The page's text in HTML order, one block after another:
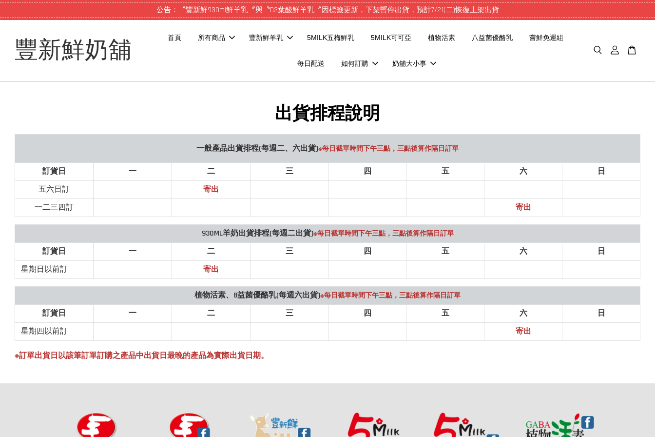
公告：〝豐新鮮930ml鮮羊乳〞與〝D3葉酸鮮羊乳〞因標籤更新，下架暫停出貨，預計7/21(二)恢復上架出貨
豐新鮮奶舖 首頁 所有商品 豐新鮮羊乳 5MILK五梅鮮乳 5MILK可可亞 植物活素 八益菌優酪乳 嘗鮮免運組
每日配送 如何訂購 奶舖大小事
出貨排程說明
一般產品出貨排程(每週二、六出貨)※每日截單時間下午三點，三點後算作隔日訂單
訂貨日 一 二 三 四 五 六
日
五六日訂
寄出
一二三四訂
寄出
930ML羊奶出貨排程(每週二出貨)※每日截單時間下午三點，三點後算作隔日訂單
訂貨日 一 二 三 四 五 六
日
星期日以前訂
寄出
植物活素、8益菌優酪乳(每週六出貨)※每日截單時間下午三點，三點後算作隔日訂單
訂貨日 一 二 三 四 五 六
日
星期四以前訂
寄出
※訂單出貨日以該筆訂單訂購之產品中出貨日最晚的產品為實際出貨日期。